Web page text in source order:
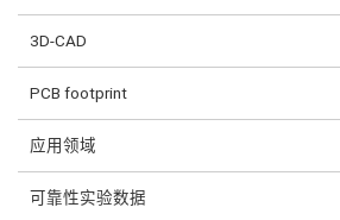
3D-CAD
PCB footprint
应用领域
可靠性实验数据